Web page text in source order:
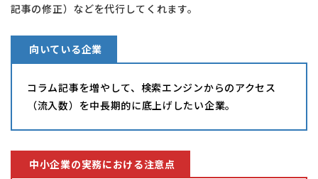
記事の修正）などを代行してくれます。
向いている企業
コラム記事を増やして、検索エンジンからのアクセス
（流入数）を中長期的に底上げしたい企業。
中小企業の実務における注意点